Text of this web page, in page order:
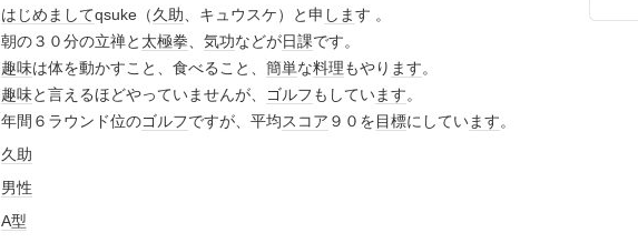
はじめましてqsuke（久助、キュウスケ）と申 します 。
朝の３０分の立禅と 太極拳、 気功などが日課です。
趣味は体を動かすこと、食べること、 簡単な料理もやり ます。
趣味と言えるほどやっていませんが、 ゴルフもしています。
年間６ラウンド位のゴルフですが、平均スコア ９０を目標にしています。
久助
男性
A型